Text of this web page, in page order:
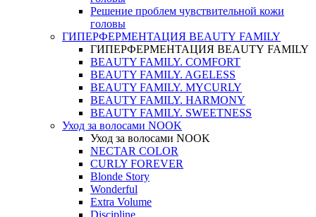
Решение проблем чувствительной кожи
головы
ГИПЕРФЕРМЕНТАЦИЯ BEAUTY FAMILY
ГИПЕРФЕРМЕНТАЦИЯ BEAUTY FAMILY
BEAUTY FAMILY. COMFORT
BEAUTY FAMILY. AGELESS
BEAUTY FAMILY. MYCURLY
BEAUTY FAMILY. HARMONY
BEAUTY FAMILY. SWEETNESS
Уход за волосами NOOK
Уход за волосами NOOK
NECTAR COLOR
CURLY FOREVER
Blonde Story
Wonderful
Extra Volume